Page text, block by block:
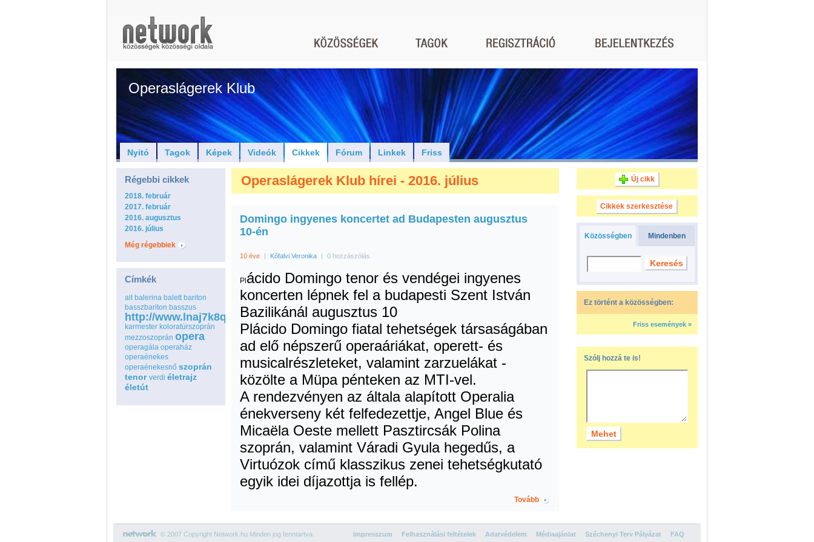
Operaslágerek Klub
Nyitó Tagok Képek Videók Cikkek Fórum Linkek Friss
Régebbi cikkek
2018. február
2017. február
2016. augusztus
2016. július
Még régebbiek
Címkék
alt balerina balett bariton
basszbariton basszus
http://www.lnaj7k8qspfmo2wq8go.com
karmester koloratúrszoprán
mezzoszoprán opera
operagála operaház
operaénekes
operaénekesnő szoprán
tenor verdi életrajz
életút
Operaslágerek Klub hírei - 2016. július
Domingo ingyenes koncertet ad Budapesten augusztus
10-én
10 éve | Kőfalvi Veronika | 0 hozzászólás
Pl ácido Domingo tenor és vendégei ingyenes
koncerten lépnek fel a budapesti Szent István
Bazilikánál augusztus 10
Plácido Domingo fiatal tehetségek társaságában
ad elő népszerű operaáriákat, operett- és
musicalrészleteket, valamint zarzuelákat -
közölte a Müpa pénteken az MTI-vel.
A rendezvényen az általa alapított Operalia
énekverseny két felfedezettje, Angel Blue és
Micaëla Oeste mellett Pasztircsák Polina
szoprán, valamint Váradi Gyula hegedűs, a
Virtuózok című klasszikus zenei tehetségkutató
egyik idei díjazottja is fellép.
Tovább
Új cikk
Cikkek szerkesztése
Közösségben Mindenben
Ez történt a közösségben:
Friss események »
Szólj hozzá te is!
© 2007 Copyright Network.hu Minden jog fenntartva. Impresszum Felhasználási feltételek Adatvédelem Médiaajánlat Széchenyi Terv Pályázat FAQ